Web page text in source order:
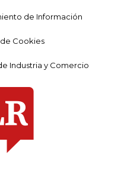
de Información
Cookies
Industria y Comercio